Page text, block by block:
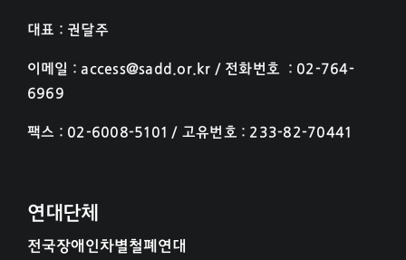
대표 : 권달주
이메일 : access@sadd.or.kr / 전화번호 : 02-764-
6969
팩스 : 02-6008-5101 / 고유번호 : 233-82-70441
연대단체
전국장애인차별철폐연대